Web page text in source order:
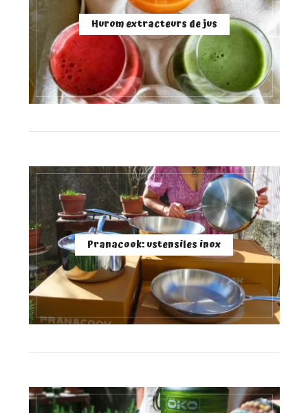
Hurom extracteurs de jus
Pranacook: ustensiles inox